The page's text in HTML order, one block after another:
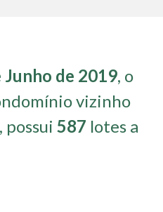
Junho de 2019, o
vizinho
possui 587 lotes a